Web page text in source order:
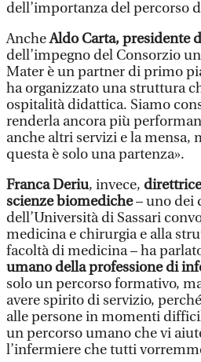
dell’importanza del percorso
AncheAldo Carta, presidente
dell’impegno del Consorzio
Mater è un partner di primo
ha organizzato una struttura
ospitalità didattica. Siamo
renderla ancora più
anche altri servizi e la mensa,
questa è solo una partenza».
Franca Deriu, invece,
scienze biomediche– uno dei
dell’Università di Sassari
medicina e chirurgia e alla
facoltà di medicina – ha
umano della professione di
solo un percorso formativo,
avere spirito di servizio,
alle persone in momenti
un percorso umano che vi
l’infermiere che tutti